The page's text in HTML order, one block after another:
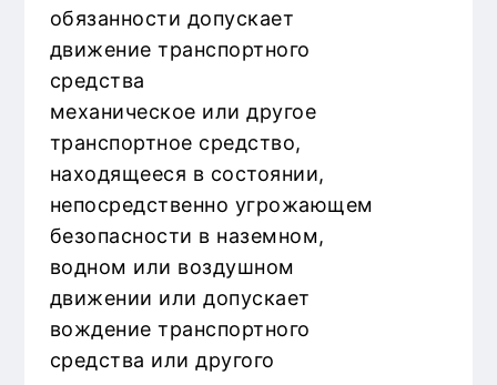
обязанности допускает
движение транспортного
средства
механическое или другое
транспортное средство,
находящееся в состоянии,
непосредственно угрожающем
безопасности в наземном,
водном или воздушном
движении или допускает
вождение транспортного
средства или другого